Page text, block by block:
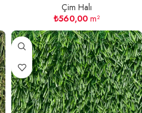
Çim Halı
₺560,00 m²